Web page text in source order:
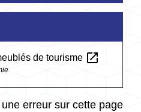
de tourisme open_in_new
erreur sur cette page